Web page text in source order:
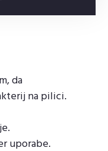
da
na pilici.
uporabe.